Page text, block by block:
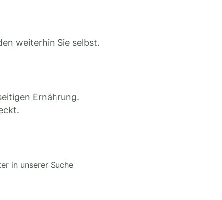
weiterhin Sie selbst.
Ernährung.
in unserer Suche